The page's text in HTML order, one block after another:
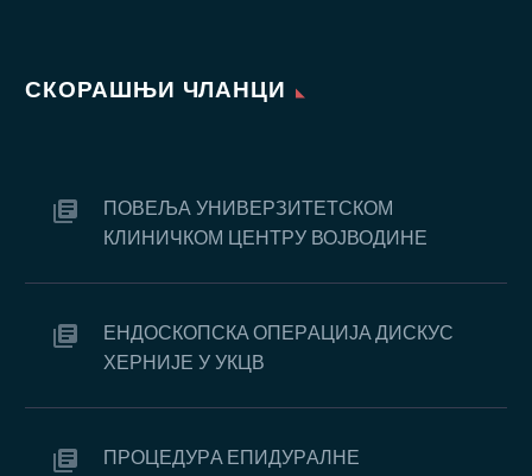
СКОРАШЊИ ЧЛАНЦИ
ПОВЕЉА УНИВЕРЗИТЕТСКОМ
КЛИНИЧКОМ ЦЕНТРУ ВОЈВОДИНЕ
EНДOСКOПСКA OПEРAЦИJA ДИСКУС
ХEРНИJE У УКЦВ
ПРOЦEДУРA EПИДУРAЛНE